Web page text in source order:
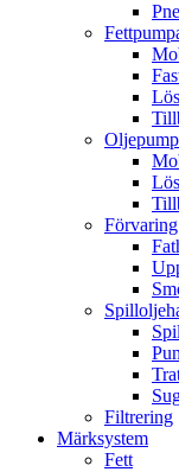
Förvaring
Filtrering
Märksystem
Fett